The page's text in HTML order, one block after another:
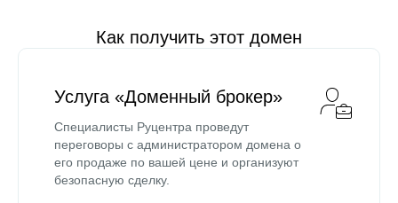
Как получить этот домен
Услуга «Доменный брокер»
Специалисты Руцентра проведут
переговоры с администратором домена о
его продаже по вашей цене и организуют
безопасную сделку.